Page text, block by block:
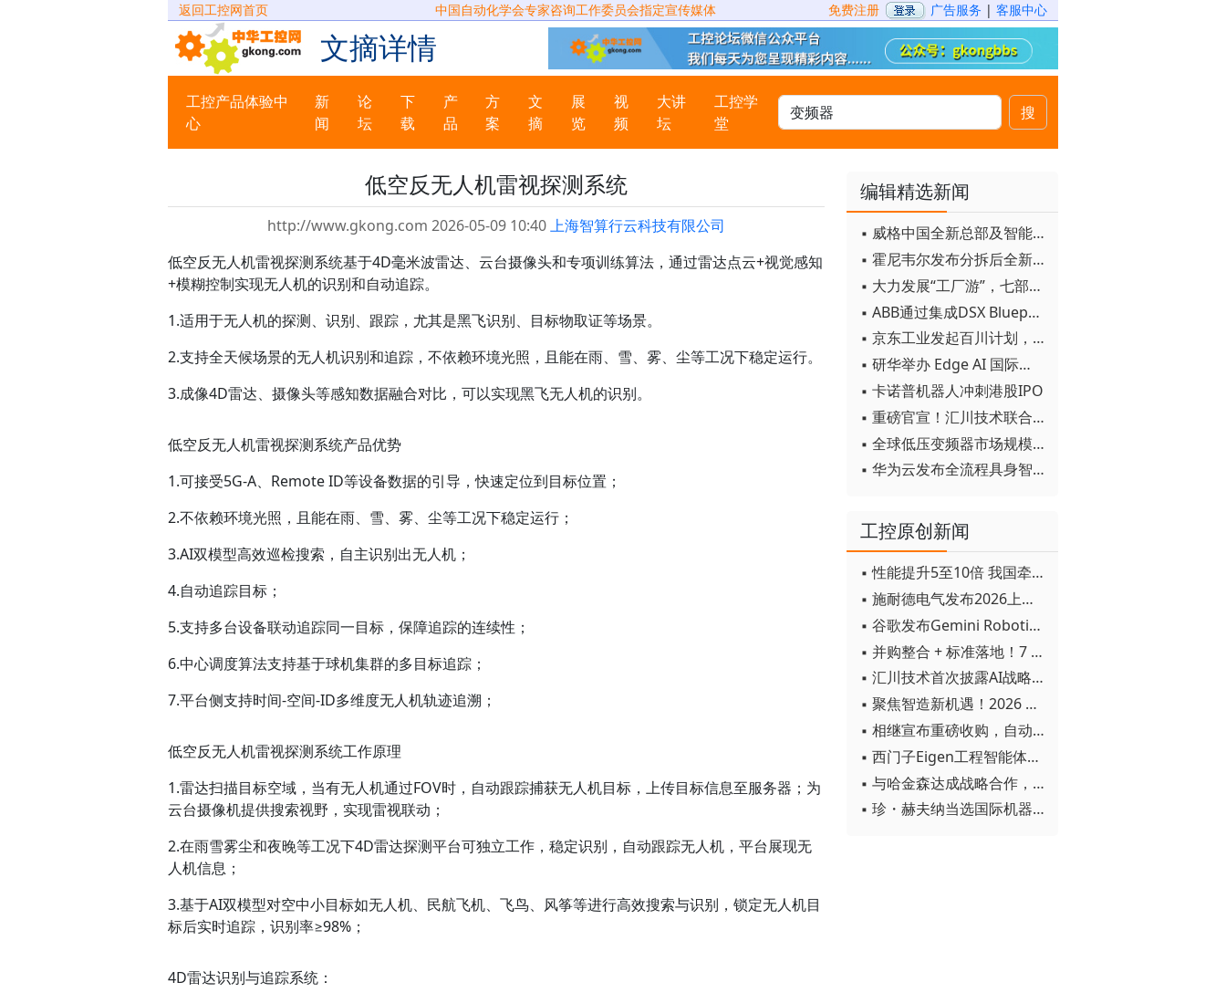
返回工控网首页 中国自动化学会专家咨询工作委员会指定宣传媒体 免费注册 广告服务 | 客服中心
文摘详情
工控产品体验中
心
新
闻
论
坛
下
载
产
品
方
案
文
摘
展
览
视
频
大讲
坛
工控学
堂
搜
低空反无人机雷视探测系统
http://www.gkong.com 2026-05-09 10:40上海智算行云科技有限公司
低空反无人机雷视探测系统基于4D毫米波雷达、云台摄像头和专项训练算法，通过雷达点云+视觉感知
+模糊控制实现无人机的识别和自动追踪。
1.适用于无人机的探测、识别、跟踪，尤其是黑飞识别、目标物取证等场景。
2.支持全天候场景的无人机识别和追踪，不依赖环境光照，且能在雨、雪、雾、尘等工况下稳定运行。
3.成像4D雷达、摄像头等感知数据融合对比，可以实现黑飞无人机的识别。
低空反无人机雷视探测系统产品优势
1.可接受5G-A、Remote ID等设备数据的引导，快速定位到目标位置；
2.不依赖环境光照，且能在雨、雪、雾、尘等工况下稳定运行；
3.AI双模型高效巡检搜索，自主识别出无人机；
4.自动追踪目标；
5.支持多台设备联动追踪同一目标，保障追踪的连续性；
6.中心调度算法支持基于球机集群的多目标追踪；
7.平台侧支持时间-空间-ID多维度无人机轨迹追溯；
低空反无人机雷视探测系统工作原理
1.雷达扫描目标空域，当有无人机通过FOV时，自动跟踪捕获无人机目标，上传目标信息至服务器；为
云台摄像机提供搜索视野，实现雷视联动；
2.在雨雪雾尘和夜晚等工况下4D雷达探测平台可独立工作，稳定识别，自动跟踪无人机，平台展现无
人机信息；
3.基于AI双模型对空中小目标如无人机、民航飞机、飞鸟、风筝等进行高效搜索与识别，锁定无人机目
标后实时追踪，识别率≥98%；
4D雷达识别与追踪系统：
编辑精选新闻
▪ 威格中国全新总部及智能工厂启用
▪ 霍尼韦尔发布分拆后全新品牌：霍尼韦尔科技与霍尼韦尔航空航天
▪ 大力发展“工厂游”，七部门联合发文！
▪ ABB通过集成DSX Blueprint AI基础设施，扩大与英伟达的合作
▪ 京东工业发起百川计划， 构建工业大模型新生态
▪ 研华举办 Edge AI 国际论坛
▪ 卡诺普机器人冲刺港股IPO
▪ 重磅官宣！汇川技术联合发起 D12 联盟，开创产教融合新范式
▪ 全球低压变频器市场规模2030年将超170亿美元
▪ 华为云发布全流程具身智能开发平台CloudRobo
工控原创新闻
▪ 性能提升5至10倍 我国牵头制定的WiTSnet工业以太网国际标准正式发布
▪ 施耐德电气发布2026上半年可持续发展成绩单 "Impact 2030"路线图开局稳健
▪ 谷歌发布Gemini Robotics 2模型 实现人形机器人全身智能控制突破
▪ 并购整合 + 标准落地！7 月工业自动化产业动态速递
▪ 汇川技术首次披露AI战略进展：从两个方面推动“AI业务化”落地
▪ 聚焦智造新机遇！2026 青岛数字化及智能制造技术论坛圆满落幕
▪ 相继宣布重磅收购，自动化巨头新一轮并购潮剑指何方？
▪ 西门子Eigen工程智能体落地中国，工业AI跨越物理世界“确定性”拐点
▪ 与哈金森达成战略合作，乐聚机器人何以持续获得工业巨头青睐？
▪ 珍・赫夫纳当选国际机器人联合会新任主席